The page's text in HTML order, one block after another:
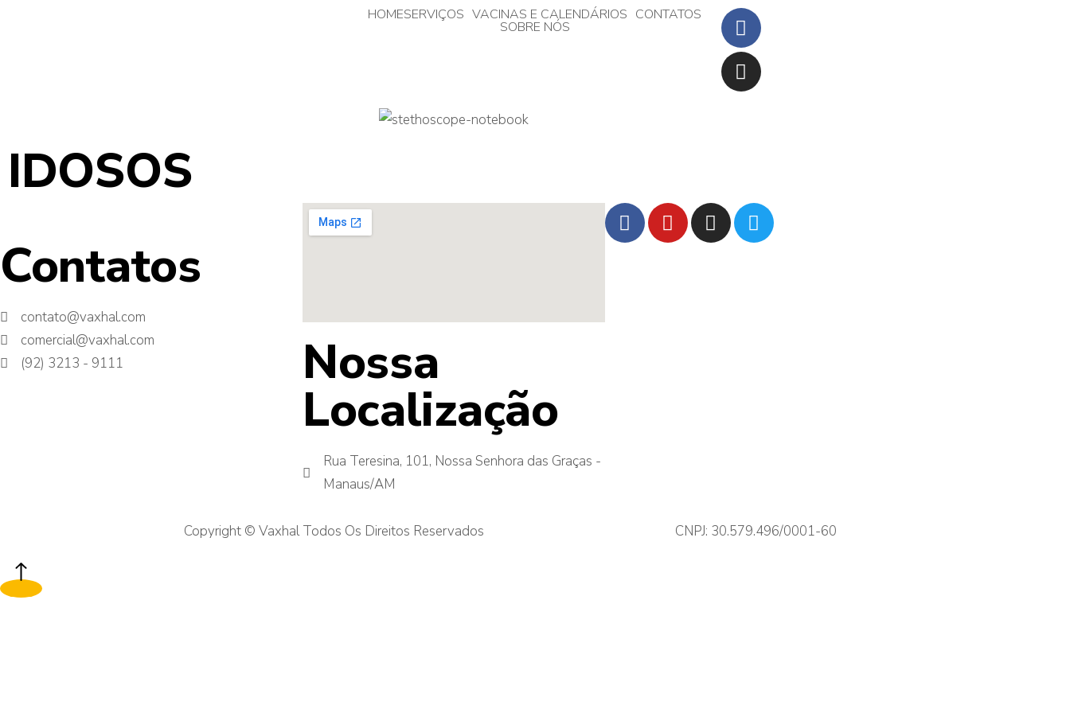
HOMESERVIÇOS VACINAS E CALENDÁRIOS CONTATOS
SOBRE NÓS
IDOSOS
Contatos
contato@vaxhal.com
comercial@vaxhal.com
(92) 3213 - 9111
Nossa
Localização
Rua Teresina, 101, Nossa Senhora das Graças -
Manaus/AM
Copyright © VaxhalTodos Os Direitos Reservados CNPJ: 30.579.496/0001-60